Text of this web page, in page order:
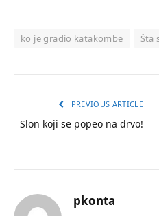
ko je gradio katakombe Šta
PREVIOUS ARTICLE
Slon koji se popeo na drvo!
pkonta